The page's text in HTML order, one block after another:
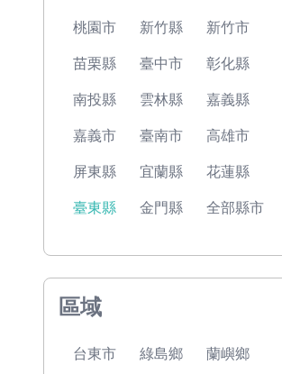
桃園市 新竹縣 新竹市
苗栗縣 臺中市 彰化縣
南投縣 雲林縣 嘉義縣
嘉義市 臺南市 高雄市
屏東縣 宜蘭縣 花蓮縣
臺東縣 金門縣 全部縣市
區域
台東市 綠島鄉 蘭嶼鄉